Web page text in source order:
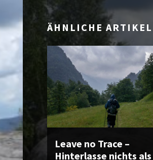
ÄHNLICHE ARTIKEL
Leave no Trace –
Hinterlasse nichts als